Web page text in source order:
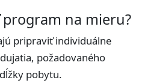
na mieru?
pripraviť individuálne
požadovaného
pobytu.